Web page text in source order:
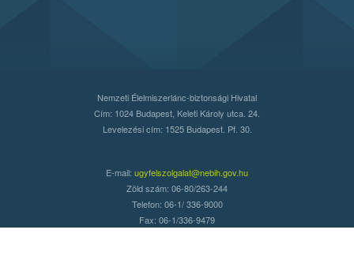
Nemzeti Élelmiszerlánc-biztonsági Hivatal
Cím: 1024 Budapest, Keleti Károly utca. 24.
Levelezési cím: 1525 Budapest. Pf. 30.
E-mail: ugyfelszolgalat@nebih.gov.hu
Zöld szám: 06-80/263-244
Telefon: 06-1/ 336-9000
Fax: 06-1/336-9479